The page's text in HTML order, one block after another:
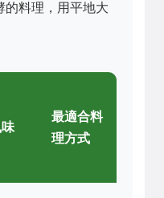
的料理，用平地大
最適合料
理方式